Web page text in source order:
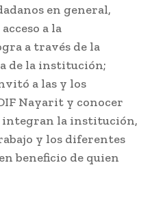
en general,
a la
a través de la
de la institución;
a las y los
Nayarit y conocer
integran la institución,
y los diferentes
beneficio de quien